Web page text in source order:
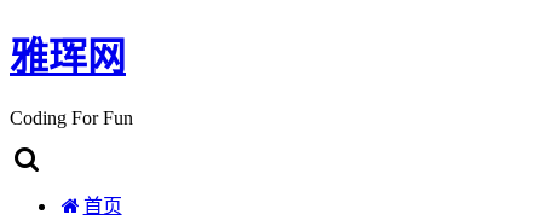
雅珲网
Coding For Fun
首页